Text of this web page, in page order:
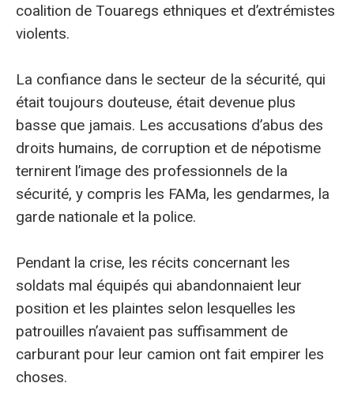
coalition de Touaregs ethniques et d’extrémistes
violents.
La confiance dans le secteur de la sécurité, qui
était toujours douteuse, était devenue plus
basse que jamais. Les accusations d’abus des
droits humains, de corruption et de népotisme
ternirent l’image des professionnels de la
sécurité, y compris les FAMa, les gendarmes, la
garde nationale et la police.
Pendant la crise, les récits concernant les
soldats mal équipés qui abandonnaient leur
position et les plaintes selon lesquelles les
patrouilles n’avaient pas suffisamment de
carburant pour leur camion ont fait empirer les
choses.